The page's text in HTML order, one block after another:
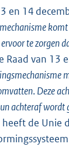
en 14
te zorgen
Raad van
.Deze
achteraf
de Unie